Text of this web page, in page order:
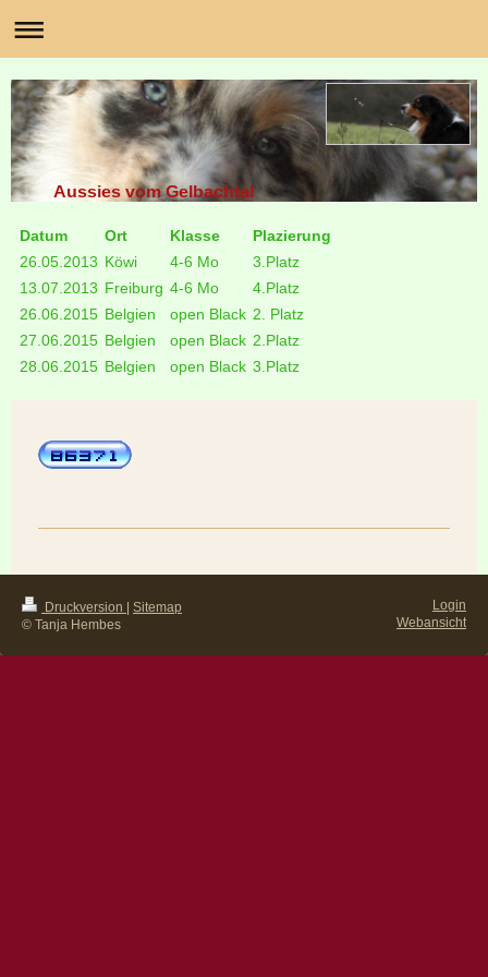
Aussies vom Gelbachtal
Datum Ort Klasse
Plazierung
26.05.2013 Köwi 4-6 Mo
3.Platz
13.07.2013 Freiburg 4-6 Mo
4.Platz
26.06.2015 Belgien open Black 2. Platz
27.06.2015 Belgien open Black 2.Platz
28.06.2015 Belgien open Black 3.Platz
Druckversion | Sitemap
© Tanja Hembes
Login
Webansicht